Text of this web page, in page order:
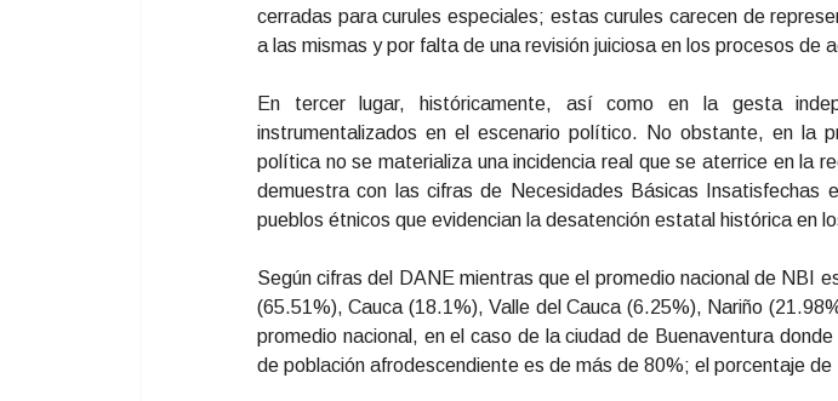
cerradas para curules especiales; estas curules carecen de
a las mismas y por falta de una revisión juiciosa en los procesos de
En tercer lugar, históricamente, así como en la gesta
instrumentalizados en el escenario político. No obstante, en la
política no se materializa una incidencia real que se aterrice en la
demuestra con las cifras de Necesidades Básicas Insatisfechas
pueblos étnicos que evidencian la desatención estatal histórica en
Según cifras del DANE mientras que el promedio nacional de NBI
(65.51%), Cauca (18.1%), Valle del Cauca (6.25%), Nariño
promedio nacional, en el caso de la ciudad de Buenaventura
de población afrodescendiente es de más de 80%; el porcentaje